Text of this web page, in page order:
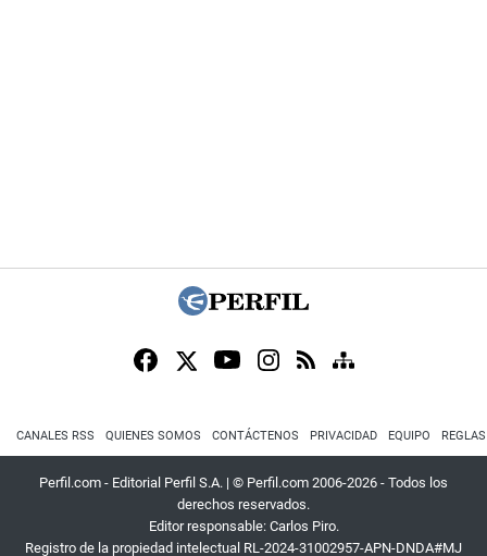
CANALES RSS QUIENES SOMOS CONTÁCTENOS PRIVACIDAD EQUIPO
Perfil.com - Editorial Perfil S.A. | © Perfil.com 2006-2026 - Todos los
derechos reservados.
Editor responsable: Carlos Piro.
Registro de la propiedad intelectual RL-2024-31002957-APN-DNDA#MJ